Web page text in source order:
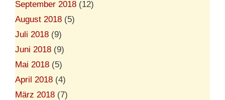
September 2018 (12)
August 2018 (5)
Juli 2018 (9)
Juni 2018 (9)
Mai 2018 (5)
April 2018 (4)
März 2018 (7)